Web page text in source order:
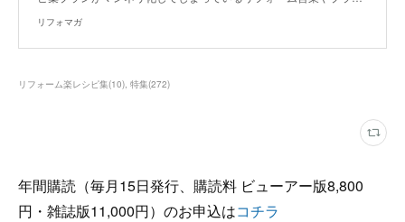
リフォマガ
リフォーム楽レシピ集(10) 特集(272)
年間購読（毎月15日発行、購読料 ビューアー版8,800
円・雑誌版11,000円）のお申込はコチラ